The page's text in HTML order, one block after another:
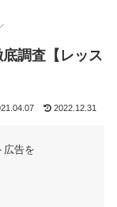
調査【レッス
2022.12.31
広告を